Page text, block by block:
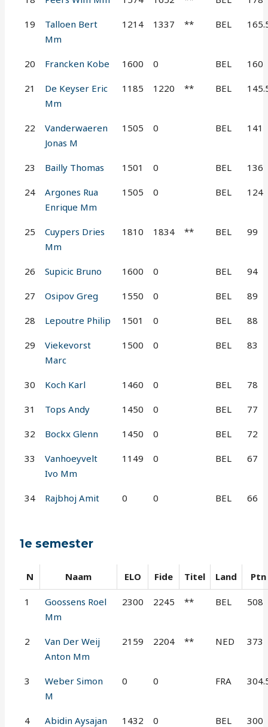
19
Talloen Bert
Mm
1214 1337 ** BEL
20 Francken Kobe 1600 0 BEL 160
21
De Keyser Eric
Mm
1185 1220 ** BEL
22
Vanderwaeren
Jonas M
1505 0 BEL 141
23 Bailly Thomas 1501 0 BEL 136
24
Argones Rua
Enrique Mm
1505 0 BEL 124
25
Cuypers Dries
Mm
1810 1834 ** BEL 99
26 Supicic Bruno 1600 0 BEL 94
27 Osipov Greg 1550 0 BEL 89
28 Lepoutre Philip 1501 0 BEL 88
29
Viekevorst
Marc
1500 0 BEL 83
30 Koch Karl 1460 0 BEL 78
31 Tops Andy 1450 0 BEL 77
32 Bockx Glenn 1450 0 BEL 72
33
Vanhoeyvelt
Ivo Mm
1149 0 BEL 67
34 Rajbhoj Amit 0 0 BEL 66
1e semester
N Naam ELO Fide Titel Land Ptn
1
Goossens Roel
Mm
2300 2245 ** BEL 508
2
Van Der Weij
Anton Mm
2159 2204 ** NED 373
3
Weber Simon
M
0 0 FRA
4
Abidin Aysajan
1432 0 BEL 300